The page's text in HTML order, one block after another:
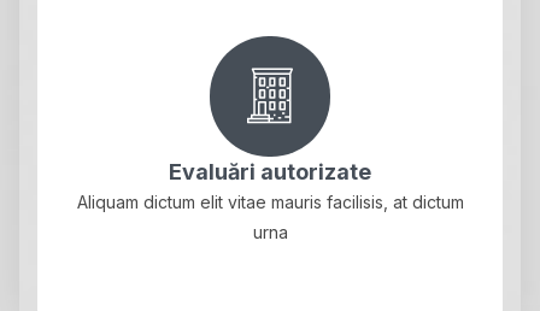
Evaluări autorizate
Aliquam dictum elit vitae mauris facilisis, at dictum
urna